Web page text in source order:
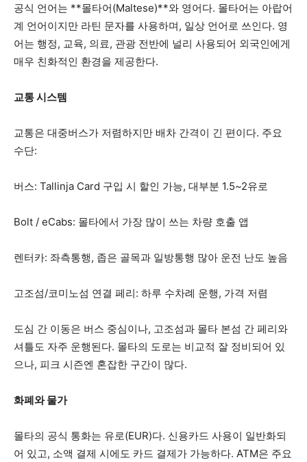
공식 언어는 **몰타어(Maltese)**와 영어다. 몰타어는 아랍어
계 언어이지만 라틴 문자를 사용하며, 일상 언어로 쓰인다. 영
어는 행정, 교육, 의료, 관광 전반에 널리 사용되어 외국인에게
매우 친화적인 환경을 제공한다.
교통 시스템
교통은 대중버스가 저렴하지만 배차 간격이 긴 편이다. 주요
수단:
버스: Tallinja Card 구입 시 할인 가능, 대부분 1.5~2유로
Bolt / eCabs: 몰타에서 가장 많이 쓰는 차량 호출 앱
렌터카: 좌측통행, 좁은 골목과 일방통행 많아 운전 난도 높음
고조섬/코미노섬 연결 페리: 하루 수차례 운행, 가격 저렴
도심 간 이동은 버스 중심이나, 고조섬과 몰타 본섬 간 페리와
셔틀도 자주 운행된다. 몰타의 도로는 비교적 잘 정비되어 있
으나, 피크 시즌엔 혼잡한 구간이 많다.
화폐와 물가
몰타의 공식 통화는 유로(EUR)다. 신용카드 사용이 일반화되
어 있고, 소액 결제 시에도 카드 결제가 가능하다. ATM은 주요